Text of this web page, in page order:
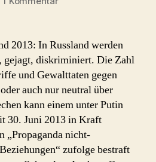
Russland
Proteste
bei
CSD
Hamburg
2013: In Russland werden
gejagt, diskriminiert. Die Zahl
und Gewalttaten gegen
auch nur neutral über
kann einem unter Putin
30. Juni 2013 in Kraft
„Propaganda nicht-
zufolge bestraft